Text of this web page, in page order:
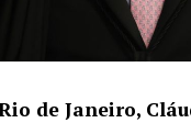
de Janeiro,